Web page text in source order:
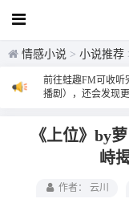
情感小说 > 小说推荐
前往蛙趣FM可收听
播剧），还会发现
《上位》by
峙
作者： 云川